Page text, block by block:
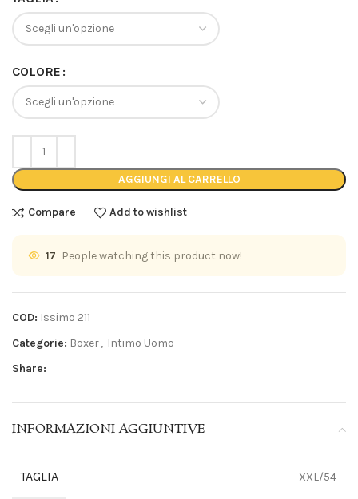
COLORE
AGGIUNGI AL CARRELLO
Compare Add to wishlist
17 People watching this product now!
COD: Issimo 211
Categorie: Boxer, Intimo Uomo
Share:
INFORMAZIONI AGGIUNTIVE
TAGLIA XXL/54